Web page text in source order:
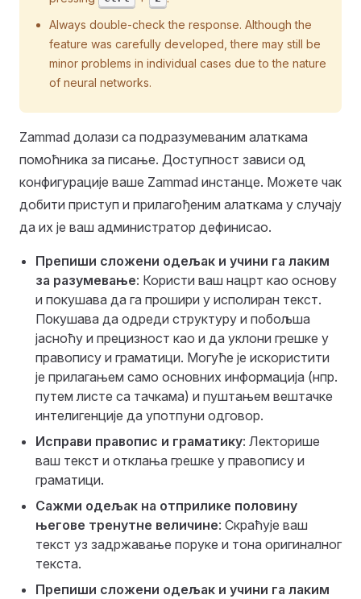
Always double-check the response. Although the
feature was carefully developed, there may still be
minor problems in individual cases due to the nature
of neural networks.
Zammad долази са подразумеваним алаткама
помоћника за писање. Доступност зависи од
конфигурације ваше Zammad инстанце. Можете чак
добити приступ и прилагођеним алаткама у случају
да их је ваш администратор дефинисао.
Препиши сложени одељак и учини га лаким
за разумевање: Користи ваш нацрт као основу
и покушава да га прошири у исполиран текст.
Покушава да одреди структуру и побољша
јасноћу и прецизност као и да уклони грешке у
правопису и граматици. Могуће је искористити
је прилагањем само основних информација (нпр.
путем листе са тачкама) и пуштањем вештачке
интелигенције да употпуни одговор.
Исправи правопис и граматику: Лекторише
ваш текст и отклања грешке у правопису и
граматици.
Сажми одељак на отприлике половину
његове тренутне величине: Скраћује ваш
текст уз задржавање поруке и тона оригиналног
текста.
Препиши сложени одељак и учини га лаким